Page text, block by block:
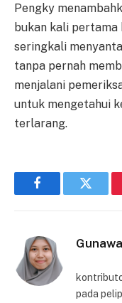
Pengky
bukan kali
seringkali
tanpa pernah
menjalani
untuk mengetahui
terlarang.
FacebookTwitter
pada